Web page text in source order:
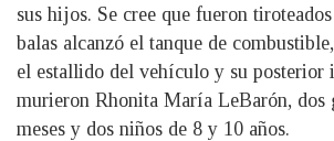
sus hijos. Se cree que fueron
balas alcanzó el tanque de
el estallido del vehículo y su posterior
murieron Rhonita María LeBarón, dos
meses y dos niños de 8 y 10 años.